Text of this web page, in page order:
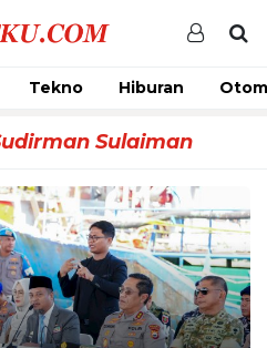
Tekno Hiburan
Sulaiman